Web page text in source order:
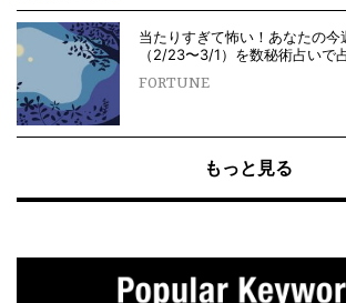
当たりすぎて怖い！あなたの今
（2/23〜3/1）を数秘術占いで
FORTUNE
もっと見る